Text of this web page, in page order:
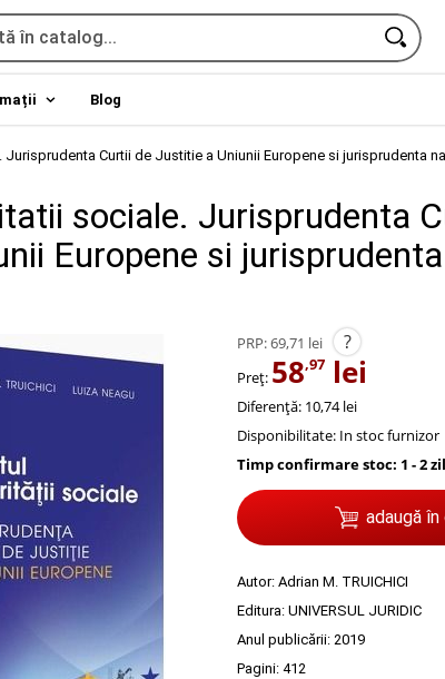
Blog
Curtii de Justitie a Uniunii Europene si jurisprudenta
sociale. Jurisprudenta
Europene si jurisprudenta
PRP:69,71 lei ?
Preț: 58,97 lei
Diferență: 10,74 lei
Disponibilitate: In stoc furnizor
Timp confirmare stoc: 1 - 2
adaugă în
Autor: Adrian M. TRUICHICI
Editura: UNIVERSUL JURIDIC
Anul publicării: 2019
Pagini: 412